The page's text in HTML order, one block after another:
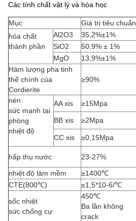
Các tính chất vật lý và hóa học
Mục Giá trị tiêu chuẩn
hóa chất
thành phần
Al2O3
35,2%±1%
SiO2
50,9% ± 1%
MgO
13,9%±1%
Hàm lượng pha tinh
thể chính của
Cordierite
≥90%
nén
sức mạnh tại
phòng
nhiệt độ
AA xis
≥15Mpa
BB xis ≥2Mpa
CC xis ≥0,15Mpa
hấp thụ nước 23-27%
nhiệt độ làm mềm
≥1400℃
CTE(800℃)
≤1,5*10-6/℃
sốc nhiệt
sức chống cự
450℃
Ba lần không
crack